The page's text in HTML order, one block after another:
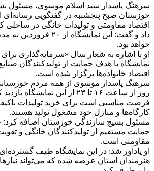
سرهنگ پاسدار سید اسلام موسوی، مسئول
خوزستان صبح پنجشنبه در گفتگویی رسانه‌ای
اقتصاد مقاومتی و تولیدات خانگی در ساحلی
داد و گفت: این نمایشگاه
خواهد بود.
او با اشاره به شعار سال «سرمایه‌گذاری برای
نمایشگاه با هدف حمایت از تولیدکنندگان
اقتصاد خانواده‌ها برگزار شده است.
سرهنگ پاسدار موسوی از همه مردم
روز از ساعت ۱۶ تا ۲۳ از این
فرصت مناسبی است برای خرید تولیدات
کارگاه‌ها و منازل خود مشغول تولید هستند.
مسئول بسیج سازندگی خوزستان اضافه کرد:
حمایت مستقیم از تولیدکنندگان خانگی و
مقاومتی است.
او یادآور شد: در این نمایشگاه طیف
هنرمندان استان عرضه شده که می‌تواند